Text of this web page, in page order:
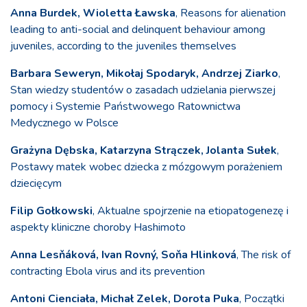
Anna Burdek, Wioletta Ławska, Reasons for alienation
leading to anti-social and delinquent behaviour among
juveniles, according to the juveniles themselves
Barbara Seweryn, Mikołaj Spodaryk, Andrzej Ziarko,
Stan wiedzy studentów o zasadach udzielania pierwszej
pomocy i Systemie Państwowego Ratownictwa
Medycznego w Polsce
Grażyna Dębska, Katarzyna Strączek, Jolanta Sułek,
Postawy matek wobec dziecka z mózgowym porażeniem
dziecięcym
Filip Gołkowski, Aktualne spojrzenie na etiopatogenezę i
aspekty kliniczne choroby Hashimoto
Anna Lesňáková, Ivan Rovný, Soňa Hlinková, The risk of
contracting Ebola virus and its prevention
Antoni Cienciała, Michał Zelek, Dorota Puka, Początki